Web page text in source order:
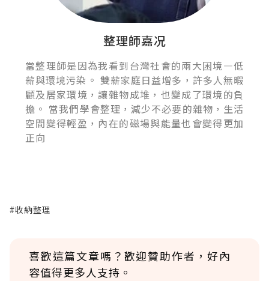
整理師嘉况
當整理師是因為我看到台灣社會的兩大困境—低
薪與環境污染。 雙薪家庭日益增多，許多人無暇
顧及居家環境，讓雜物成堆，也變成了環境的負
擔。 當我們學會整理，減少不必要的雜物，生活
空間變得輕盈，內在的磁場與能量也會變得更加
正向
#收納整理
喜歡這篇文章嗎？歡迎贊助作者，好內
容值得更多人支持。